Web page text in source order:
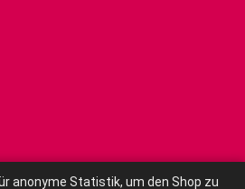
anonyme Statistik, um den Shop zu